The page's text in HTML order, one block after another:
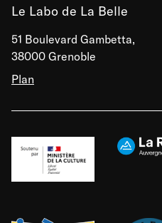
Le Labo de La Belle
51 Boulevard Gambetta,
38000 Grenoble
Plan